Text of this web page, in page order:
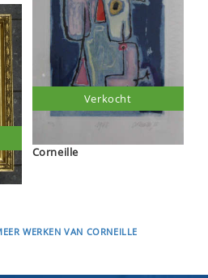
Corneille
Verkocht
WERKEN VAN CORNEILLE